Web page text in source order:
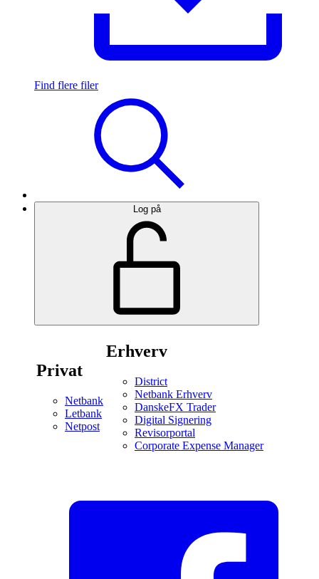
Find flere filer
Log på
Privat
Netbank
Letbank
Netpost
Erhverv
District
Netbank Erhverv
DanskeFX Trader
Digital Signering
Revisorportal
Corporate Expense Manager